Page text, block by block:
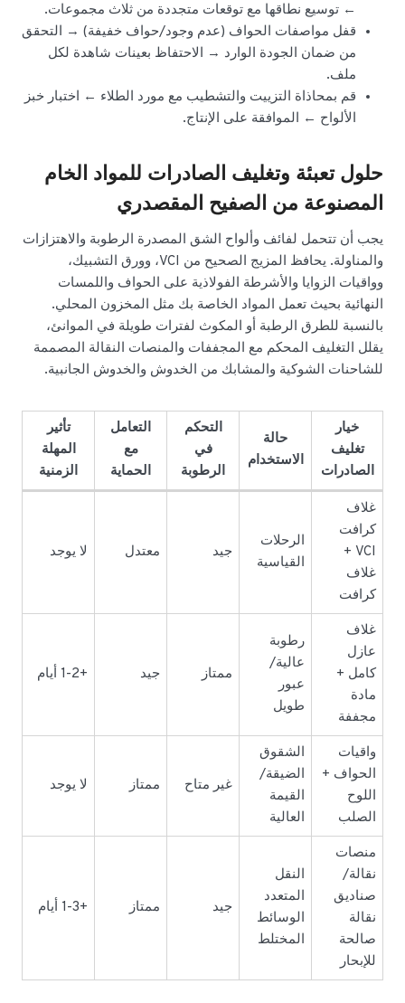
← توسيع نطاقها مع توقعات متجددة من ثلاث مجموعات.
قفل مواصفات الحواف (عدم وجود/حواف خفيفة) → التحقق
من ضمان الجودة الوارد → الاحتفاظ بعينات شاهدة لكل
ملف.
قم بمحاذاة التزييت والتشطيب مع مورد الطلاء ← اختبار خبز
الألواح ← الموافقة على الإنتاج.
حلول تعبئة وتغليف الصادرات للمواد الخام
المصنوعة من الصفيح المقصدري
يجب أن تتحمل لفائف وألواح الشق المصدرة الرطوبة والاهتزازات
والمناولة. يحافظ المزيج الصحيح من VCI، وورق التشبيك،
وواقيات الزوايا والأشرطة الفولاذية على الحواف واللمسات
النهائية بحيث تعمل المواد الخاصة بك مثل المخزون المحلي.
بالنسبة للطرق الرطبة أو المكوث لفترات طويلة في الموانئ،
يقلل التغليف المحكم مع المجففات والمنصات النقالة المصممة
للشاحنات الشوكية والمشابك من الخدوش والخدوش الجانبية.
خيار
تغليف
الصادرات
حالة
الاستخدام
التحكم
في
الرطوبة
التعامل
مع
الحماية
تأثير
المهلة
الزمنية
غلاف
كرافت
VCI +
غلاف
كرافت
الرحلات
القياسية
جيد معتدل لا يوجد
غلاف
عازل
كامل +
مادة
مجففة
رطوبة
عالية/
عبور
طويل
ممتاز جيد +1-2 أيام
واقيات
الحواف +
اللوح
الصلب
الشقوق
الضيقة/
القيمة
العالية
غير متاح ممتاز لا يوجد
منصات
نقالة/
صناديق
نقالة
صالحة
للإبحار
النقل
المتعدد
الوسائط
المختلط
جيد ممتاز +1-3 أيام